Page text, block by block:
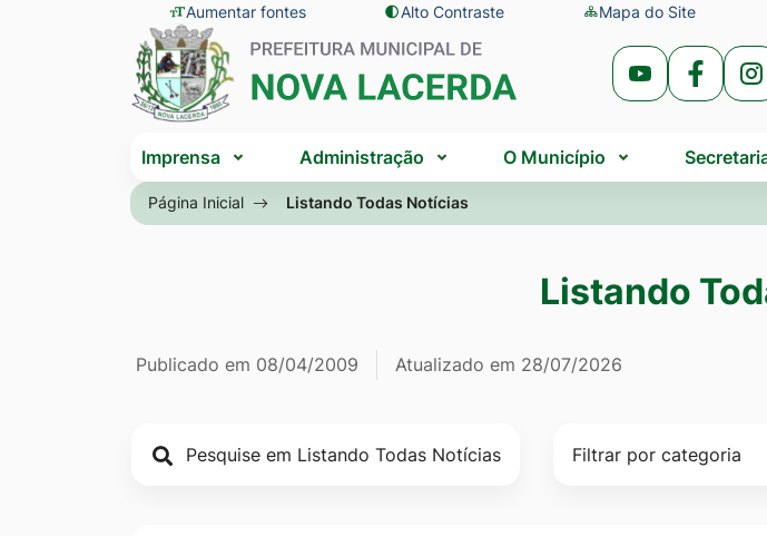
Seção
de
atalhos
e
links
de
acessibilidade
para
o
conteúdo
[alt+1]
Ir
para
busca
Aumentar fontes Alto Contraste Mapa do Site
Seção
do
menu
Acessar
Rede
Social
Youtube
Rede
Social
menu
Imprensa Administração O Município
Página Inicial Listando Todas Notícias
Listando
Página Listando Todas
Informações
de
publicação
Publicado em 08/04/2009 Atualizado em 28/07/2026